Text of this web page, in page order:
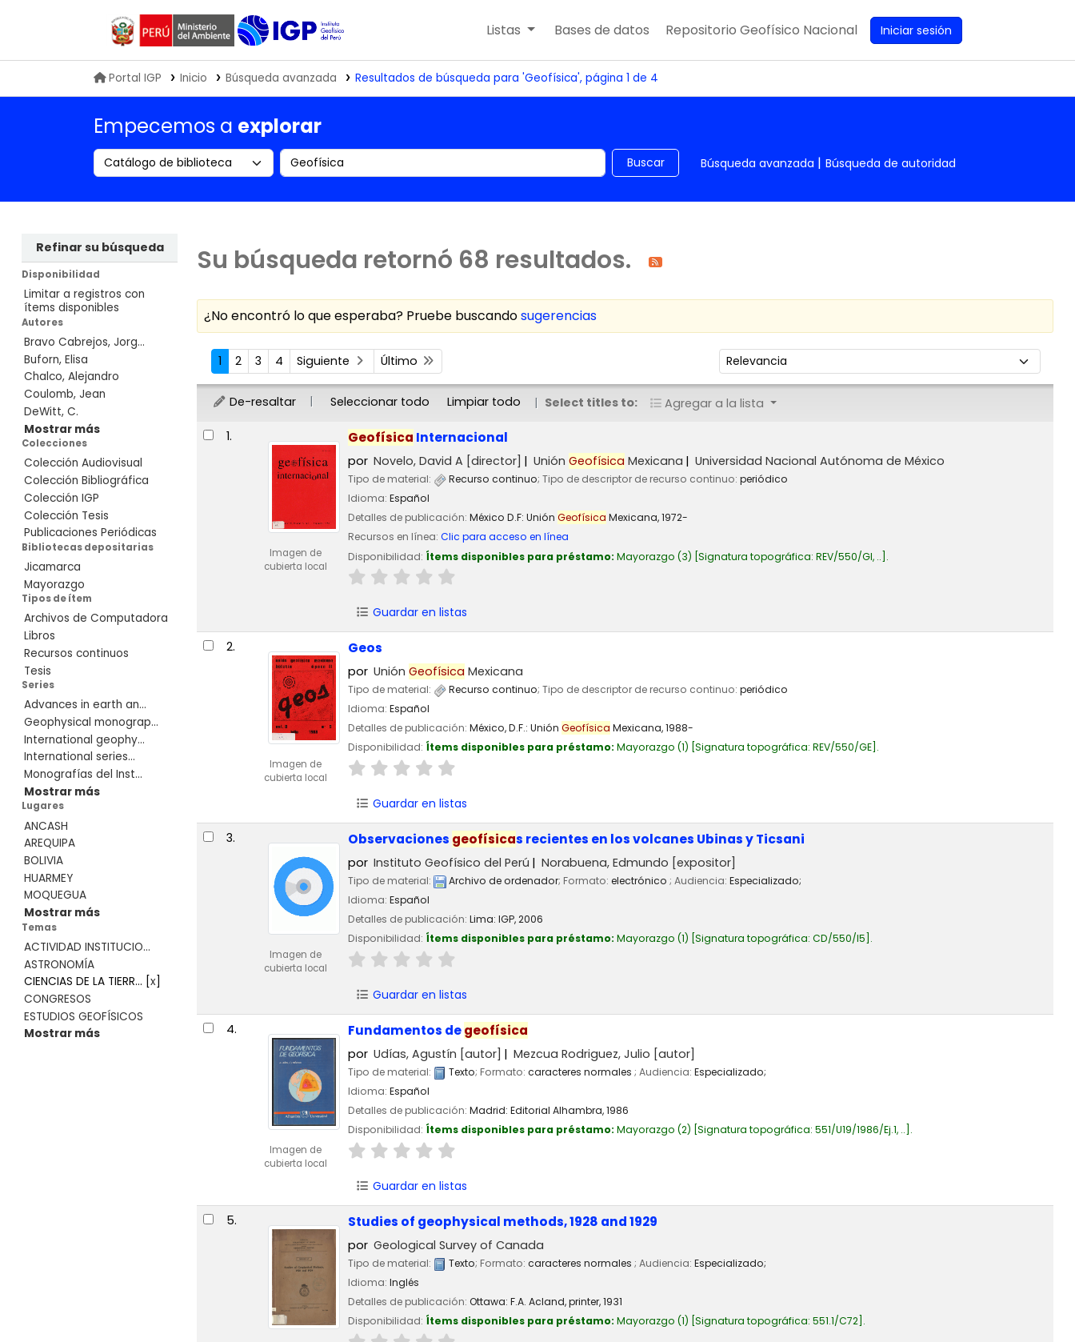
Biblioteca IGP
Listas Bases de datos Repositorio Geofísico Nacional Iniciar sesión
Portal IGP Inicio Búsqueda avanzada Resultados de búsqueda para 'Geofísica', página 1 de 4
Empecemos a explorar
Search the catalog by: Buscar en el catálogo por palabra clave Buscar Búsqueda avanzada Búsqueda de autoridad
Refinar su búsqueda
Disponibilidad
Limitar a registros con
ítems disponibles
Autores
Bravo Cabrejos, Jorg...
Buforn, Elisa
Chalco, Alejandro
Coulomb, Jean
DeWitt, C.
Mostrar más
Colecciones
Colección Audiovisual
Colección Bibliográfica
Colección IGP
Colección Tesis
Publicaciones Periódicas
Bibliotecas depositarias
Jicamarca
Mayorazgo
Tipos de ítem
Archivos de Computadora
Libros
Recursos continuos
Tesis
Series
Advances in earth an...
Geophysical monograp...
International geophy...
International series...
Monografías del Inst...
Mostrar más
Lugares
ANCASH
AREQUIPA
BOLIVIA
HUARMEY
MOQUEGUA
Mostrar más
Temas
ACTIVIDAD INSTITUCIO...
ASTRONOMÍA
CIENCIAS DE LA TIERR... x]
CONGRESOS
ESTUDIOS GEOFÍSICOS
Mostrar más
Su búsqueda retornó 68 resultados.
¿No encontró lo que esperaba? Pruebe buscandosugerencias
Ordenar
1 2 3 4 Siguiente Último Ordenar por:
De-resaltar Seleccionar todo Limpiar todo Select titles to: Agregar a la lista
Resultados
1.
Imagen de
cubierta local
Geofísica Internacional
por Novelo, David A [director] Unión Geofísica Mexicana Universidad Nacional Autónoma de México
Tipo de material: Recurso continuo; Tipo de descriptor de recurso continuo: periódico
Idioma: Español
Detalles de publicación: México D.F: Unión Geofísica Mexicana,1972-
Recursos en línea: Clic para acceso en línea
Disponibilidad: Ítems disponibles para préstamo: Mayorazgo (3) Signatura topográfica: REV/550/GI, .. .
Guardar en listas
2.
Imagen de
cubierta local
Geos
por UniónGeofísica Mexicana
Tipo de material: Recurso continuo; Tipo de descriptor de recurso continuo: periódico
Idioma: Español
Detalles de publicación: México, D.F.: Unión Geofísica Mexicana,1988-
Disponibilidad: Ítems disponibles para préstamo: Mayorazgo (1) Signatura topográfica: REV/550/GE .
Guardar en listas
3.
Imagen de
cubierta local
Observaciones geofísicas recientes en los volcanes Ubinas y Ticsani
por Instituto Geofísico del Perú Norabuena, Edmundo [expositor]
Tipo de material: Archivo de ordenador; Formato: electrónico ; Audiencia: Especializado;
Idioma: Español
Detalles de publicación: Lima: IGP,2006
Disponibilidad: Ítems disponibles para préstamo: Mayorazgo (1) Signatura topográfica: CD/550/I5 .
Guardar en listas
4.
Imagen de
cubierta local
Fundamentos degeofísica
por Udías, Agustín [autor] Mezcua Rodriguez, Julio [autor]
Tipo de material: Texto; Formato: caracteres normales ; Audiencia: Especializado;
Idioma: Español
Detalles de publicación: Madrid: Editorial Alhambra,1986
Disponibilidad: Ítems disponibles para préstamo: Mayorazgo (2) Signatura topográfica: 551/U19/1986/Ej.1, .. .
Guardar en listas
5. Studies of geophysical methods, 1928 and 1929
por Geological Survey of Canada
Tipo de material: Texto; Formato: caracteres normales ; Audiencia: Especializado;
Idioma: Inglés
Detalles de publicación: Ottawa: F.A. Acland, printer,1931
Disponibilidad: Ítems disponibles para préstamo: Mayorazgo (1) Signatura topográfica: 551.1/C72 .